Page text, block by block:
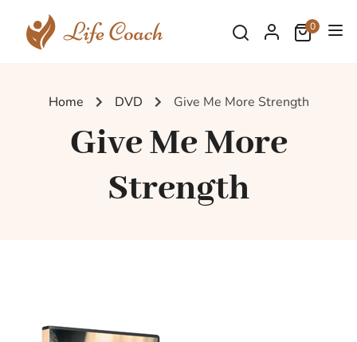
0
Home DVD Give Me More Strength
Give Me More
Strength